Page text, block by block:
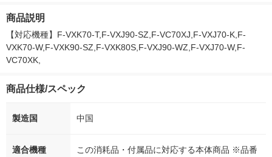
シ） オリジナル
商品説明
【対応機種】F-VXK70-T,F-VXJ90-SZ,F-VC70XJ,F-VXJ70-K,F-
VXK70-W,F-VXK90-SZ,F-VXK80S,F-VXJ90-WZ,F-VXJ70-W,F-
VC70XK,
商品仕様/スペック
製造国 中国
適合機種
この消耗品・付属品に対応する本体商品 ※品番